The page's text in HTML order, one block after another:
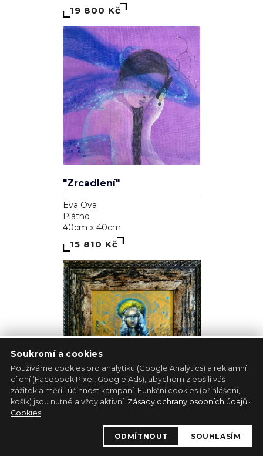
19 800 Kč
"Zrcadlení"
Eva Ova
Plátno
40cm x 40cm
15 810 Kč
Pavol Tarasovič
Jiný podklad
Soukromí a cookies
Používáme cookies pro analytiku (Google Analytics) a reklamní
cílení (Facebook Pixel, Google Ads), abychom zlepšili váš
zážitek a měřili účinnost kampaní. Funkční cookies (přihlášení,
košík) jsou nutné a vždy aktivní. Zásady ochrany osobních údajů ·
Cookies.
ODMÍTNOUT SOUHLASÍM